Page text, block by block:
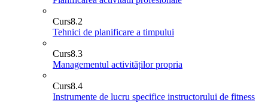
Curs8.2
Tehnici de planificare a timpului
Curs8.3
Managementul activităților propria
Curs8.4
Instrumente de lucru specifice instructorului de fitness